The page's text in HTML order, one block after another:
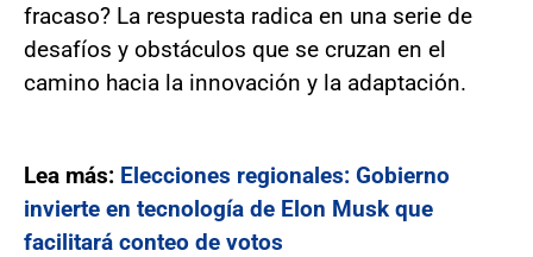
fracaso? La respuesta radica en una serie de
desafíos y obstáculos que se cruzan en el
camino hacia la innovación y la adaptación.
Lea más: Elecciones regionales: Gobierno
invierte en tecnología de Elon Musk que
facilitará conteo de votos